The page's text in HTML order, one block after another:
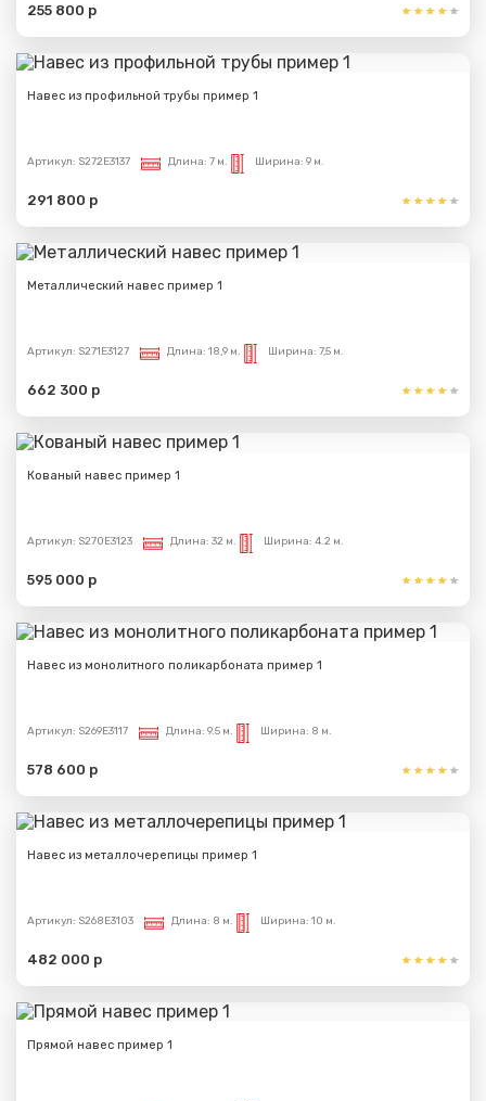
255 800 р
Навес из профильной трубы пример 1
Артикул: S272E3137 Длина: 7 м. Ширина: 9 м.
291 800 р
Металлический навес пример 1
Артикул: S271E3127 Длина: 18,9 м. Ширина: 7,5 м.
662 300 р
Кованый навес пример 1
Артикул: S270E3123 Длина: 32 м. Ширина: 4.2 м.
595 000 р
Навес из монолитного поликарбоната пример 1
Артикул: S269E3117 Длина: 9.5 м. Ширина: 8 м.
578 600 р
Навес из металлочерепицы пример 1
Артикул: S268E3103 Длина: 8 м. Ширина: 10 м.
482 000 р
Прямой навес пример 1